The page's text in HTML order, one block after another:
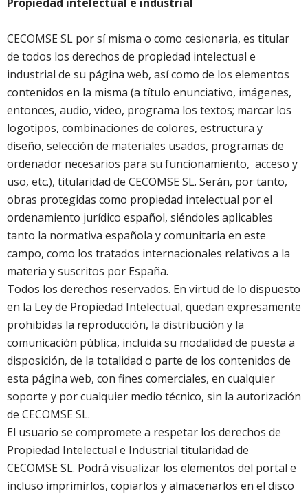
CECOMSE SL por sí misma o como cesionaria, es titular
de todos los derechos de propiedad intelectual e
industrial de su página web, así como de los elementos
contenidos en la misma (a título enunciativo, imágenes,
entonces, audio, video, programa los textos; marcar los
logotipos, combinaciones de colores, estructura y
diseño, selección de materiales usados, programas de
ordenador necesarios para su funcionamiento, acceso y
uso, etc.), titularidad de CECOMSE SL. Serán, por tanto,
obras protegidas como propiedad intelectual por el
ordenamiento jurídico español, siéndoles aplicables
tanto la normativa española y comunitaria en este
campo, como los tratados internacionales relativos a la
materia y suscritos por España.
Todos los derechos reservados. En virtud de lo dispuesto
en la Ley de Propiedad Intelectual, quedan expresamente
prohibidas la reproducción, la distribución y la
comunicación pública, incluida su modalidad de puesta a
disposición, de la totalidad o parte de los contenidos de
esta página web, con fines comerciales, en cualquier
soporte y por cualquier medio técnico, sin la autorización
de CECOMSE SL.
El usuario se compromete a respetar los derechos de
Propiedad Intelectual e Industrial titularidad de
CECOMSE SL. Podrá visualizar los elementos del portal e
incluso imprimirlos, copiarlos y almacenarlos en el disco